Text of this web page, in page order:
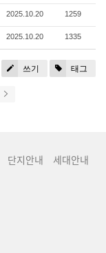
2025.10.20 1259
2025.10.20 1335
쓰기 태그
단지안내
세대안내